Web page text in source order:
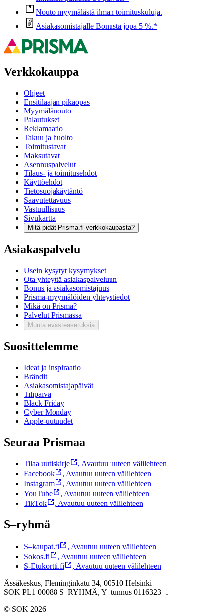
Nouto myymälästä ilman toimituskuluja.
Asiakasomistajalle Bonusta jopa 5 %.*
Verkkokauppa
Ohjeet
Ensitilaajan pikaopas
Myymälänouto
Palautukset
Reklamaatio
Takuu ja huolto
Toimitustavat
Maksutavat
Asennuspalvelut
Tilaus- ja toimitusehdot
Käyttöehdot
Tietosuojakäytäntö
Saavutettavuus
Vastuullisuus
Sivukartta
Mitä pidät Prisma.fi-verkkokaupasta?
Asiakaspalvelu
Usein kysytyt kysymykset
Ota yhteyttä asiakaspalveluun
Bonus ja asiakasomistajuus
Prisma-myymälöiden yhteystiedot
Mikä on Prisma?
Palvelut Prismassa
Muuta evästeasetuksia
Suosittelemme
Ideat ja inspiraatio
Brändit
Asiakasomistajapäivät
Tilipäivä
Black Friday
Cyber Monday
Apple-uutuudet
Seuraa Prismaa
Tilaa uutiskirje , Avautuu uuteen välilehteen
Facebook
, Avautuu uuteen välilehteen
Instagram
, Avautuu uuteen välilehteen
YouTube
, Avautuu uuteen välilehteen
TikTok
, Avautuu uuteen välilehteen
S–ryhmä
S–kaupat.fi , Avautuu uuteen välilehteen
Sokos.fi
, Avautuu uuteen välilehteen
S-Etukortti.fi
, Avautuu uuteen välilehteen
Ässäkeskus, Fleminginkatu 34, 00510 Helsinki
SOK PL1 00088 S–RYHMÄ, Y–tunnus 0116323–1
© SOK 2026